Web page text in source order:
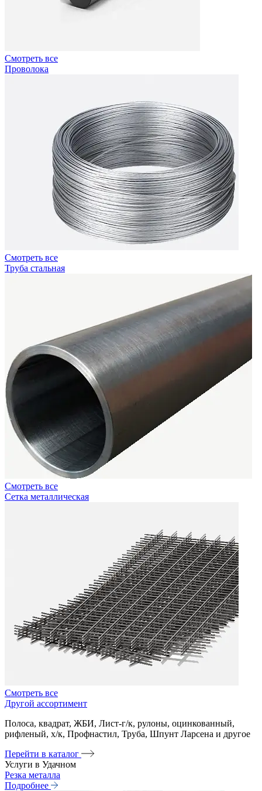
Смотреть все
Проволока
Смотреть все
Труба стальная
Смотреть все
Сетка металлическая
Смотреть все
Другой ассортимент
Полоса, квадрат, ЖБИ, Лист-г/к, рулоны, оцинкованный,
рифленый, х/к, Профнастил, Труба, Шпунт Ларсена и другое
Перейти в каталог
Услуги в Удачном
Резка металла
Подробнее